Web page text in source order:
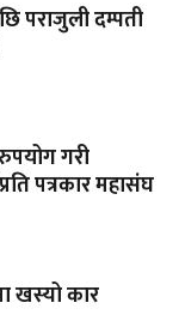
पराजुली दम्पती
गरी
पत्रकार महासंघ
खस्यो कार